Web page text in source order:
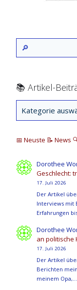
📚 Artikel-
📅 Neuste 📝 News
Dorothee
Geschlecht:
17. Juli 2026
Der Artikel
Interviews mit
Erfahrungen
Dorothee
an politische
17. Juli 2026
Der Artikel
Berichten
meinem Opa,…